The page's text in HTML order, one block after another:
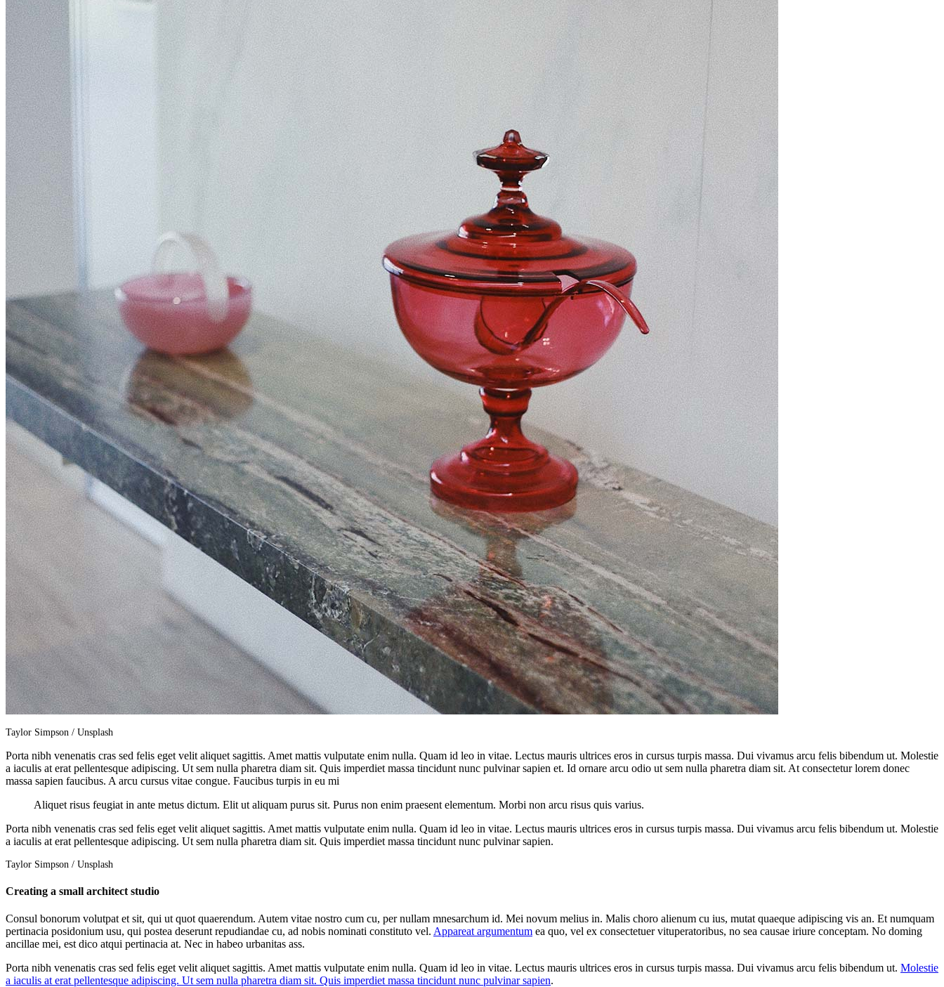
Taylor Simpson / Unsplash
Porta nibh venenatis cras sed felis eget velit aliquet sagittis. Amet mattis vulputate enim nulla. Quam id leo in vitae. Lectus mauris ultrices eros in cursus turpis massa. Dui vivamus arcu felis bibendum ut. Molestie
a iaculis at erat pellentesque adipiscing. Ut sem nulla pharetra diam sit. Quis imperdiet massa tincidunt nunc pulvinar sapien et. Id ornare arcu odio ut sem nulla pharetra diam sit. At consectetur lorem donec
massa sapien faucibus. A arcu cursus vitae congue. Faucibus turpis in eu mi
Aliquet risus feugiat in ante metus dictum. Elit ut aliquam purus sit. Purus non enim praesent elementum. Morbi non arcu risus quis varius.
Porta nibh venenatis cras sed felis eget velit aliquet sagittis. Amet mattis vulputate enim nulla. Quam id leo in vitae. Lectus mauris ultrices eros in cursus turpis massa. Dui vivamus arcu felis bibendum ut. Molestie
a iaculis at erat pellentesque adipiscing. Ut sem nulla pharetra diam sit. Quis imperdiet massa tincidunt nunc pulvinar sapien.
Taylor Simpson / Unsplash
Creating a small architect studio
Consul bonorum volutpat et sit, qui ut quot quaerendum. Autem vitae nostro cum cu, per nullam mnesarchum id. Mei novum melius in. Malis choro alienum cu ius, mutat quaeque adipiscing vis an. Et numquam
pertinacia posidonium usu, qui postea deserunt repudiandae cu, ad nobis nominati constituto vel. Appareat argumentum ea quo, vel ex consectetuer vituperatoribus, no sea causae iriure conceptam. No doming
ancillae mei, est dico atqui pertinacia at. Nec in habeo urbanitas ass.
Porta nibh venenatis cras sed felis eget velit aliquet sagittis. Amet mattis vulputate enim nulla. Quam id leo in vitae. Lectus mauris ultrices eros in cursus turpis massa. Dui vivamus arcu felis bibendum ut. Molestie
a iaculis at erat pellentesque adipiscing. Ut sem nulla pharetra diam sit. Quis imperdiet massa tincidunt nunc pulvinar sapien.